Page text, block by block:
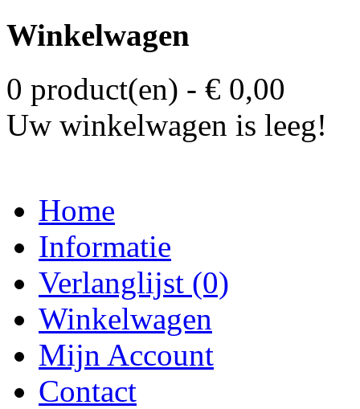
Winkelwagen
0 product(en) - € 0,00
Uw winkelwagen is leeg!
Home
Informatie
Verlanglijst (0)
Winkelwagen
Mijn Account
Contact